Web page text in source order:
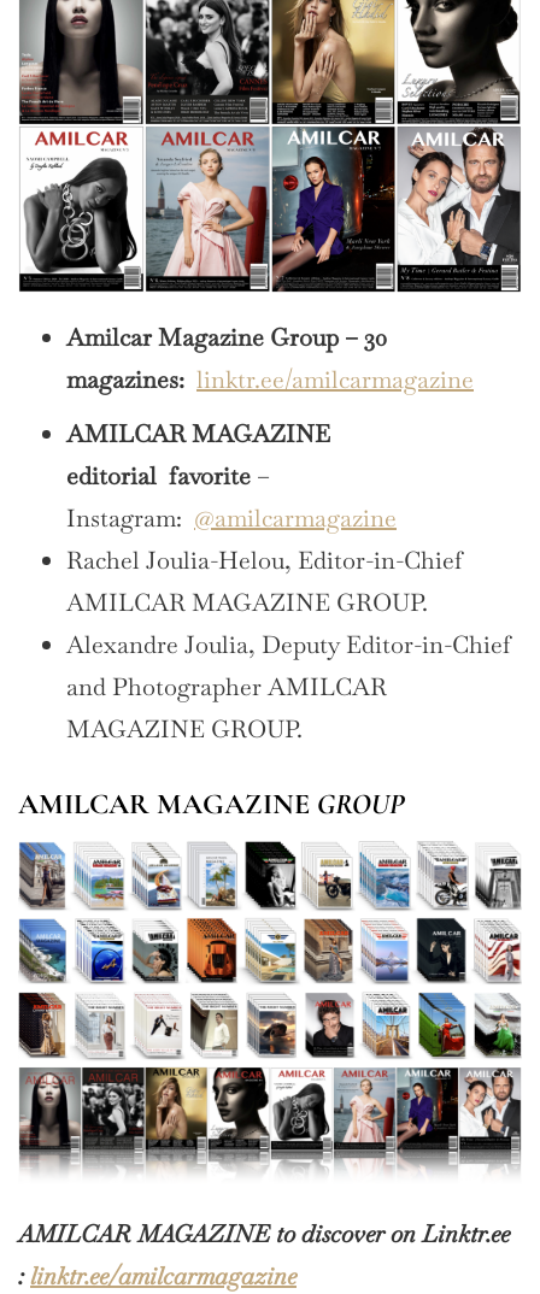
Amilcar Magazine Group – 30
magazines: linktr.ee/amilcarmagazine
AMILCAR MAGAZINE
editorial favorite –
Instagram: @amilcarmagazine
Rachel Joulia-Helou, Editor-in-Chief
AMILCAR MAGAZINE GROUP.
Alexandre Joulia, Deputy Editor-in-Chief
and Photographer AMILCAR
MAGAZINE GROUP.
AMILCAR MAGAZINE GROUP
AMILCAR MAGAZINE to discover on Linktr.ee
:linktr.ee/amilcarmagazine